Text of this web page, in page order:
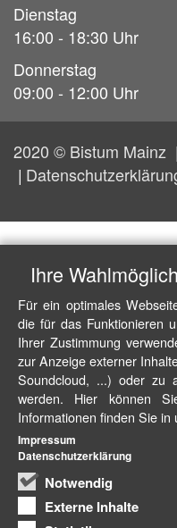
Dienstag
16:00 - 18:30 Uhr
Donnerstag
09:00 - 12:00 Uhr
2020 © Bistum Mainz
Ihre
Für ein optimales
die für das Funktionieren
Ihrer Zustimmung
zur Anzeige externer
Soundcloud, ...) oder zu
werden. Hier können
Informationen finden Sie in
Notwendig
Externe Inhalte
Impressum
Datenschutzerklärung